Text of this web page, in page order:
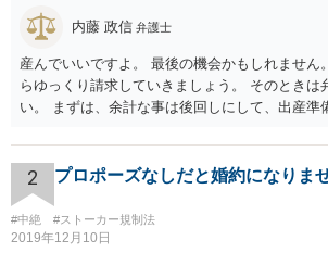
内藤 政信 弁護士
産んでいいですよ。 最後の機会かもしれません
らゆっくり請求していきましょう。 そのときは
い。 まずは、余計な事は後回しにして、出産準
2 プロポーズなしだと婚約になりま
#中絶 #ストーカー規制法
2019年12月10日